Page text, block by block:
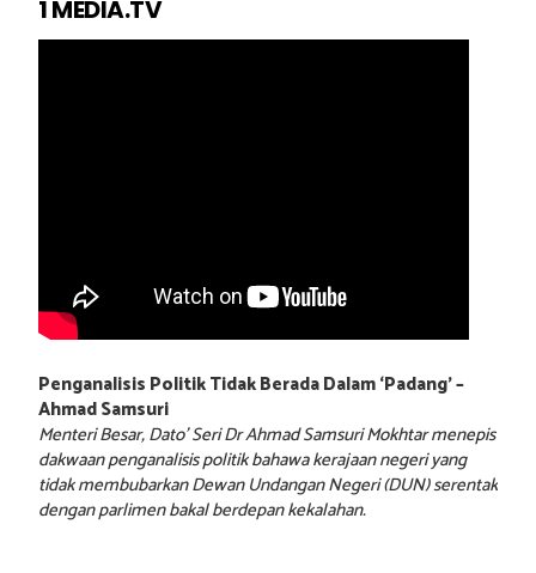
1 MEDIA.TV
Penganalisis Politik Tidak Berada Dalam ‘Padang’ –
Ahmad Samsuri
Menteri Besar, Dato’ Seri Dr Ahmad Samsuri Mokhtar menepis
dakwaan penganalisis politik bahawa kerajaan negeri yang
tidak membubarkan Dewan Undangan Negeri (DUN) serentak
dengan parlimen bakal berdepan kekalahan.